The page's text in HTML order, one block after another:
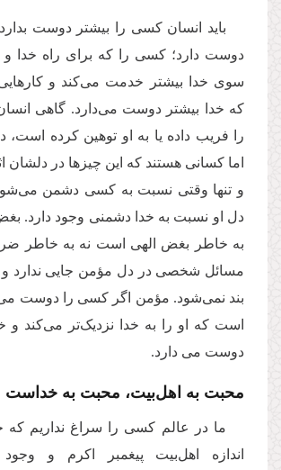
باید انسان کسی را بیشتر دوست
دوست دارد؛ کسی را ‌که برای راه خدا و
سوی خدا بیشتر خدمت می‌کند و
که خدا بیشتر دوست می‌دارد. گاهی
را فریب داده یا به او توهین کرده
اما کسانی هستند که این‌ چیزها در دلشان
و تنها وقتی نسبت به کسی دشمن می‌شوند
دل او نسبت به خدا دشمنی وجود دارد.
به خاطر بغض الهی است نه به خاطر
مسائل شخصی در دل مؤمن جایی ندارد و
بند نمی‌شود. مؤمن اگر کسی را دوست
است که او را به خدا نزدیک‌تر می‌کند و
دوست می دارد.
محبت به اهل‌بیت، محبت به خداست
ما در عالم کسی را سراغ نداریم که
اندازه اهل‌بیت پیغمبر اکرم و